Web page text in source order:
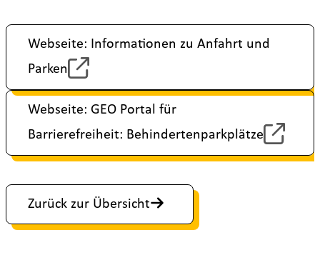
Webseite: Informationen zu Anfahrt und
Parken
Webseite: GEO Portal für
Barrierefreiheit: Behindertenparkplätze
Zurück zur Übersicht